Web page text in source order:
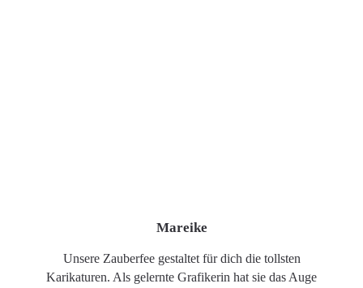
Mareike
Unsere Zauberfee gestaltet für dich die tollsten
Karikaturen. Als gelernte Grafikerin hat sie das Auge